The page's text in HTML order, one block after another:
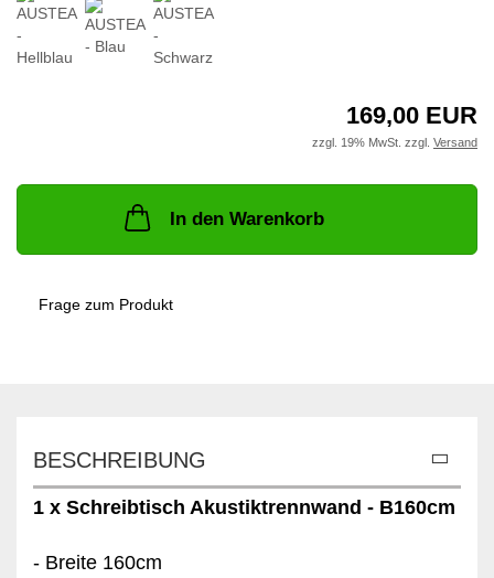
169,00 EUR
zzgl. 19% MwSt. zzgl. Versand
In den Warenkorb
Frage zum Produkt
BESCHREIBUNG
1 x Schreibtisch Akustiktrennwand - B160cm
- Breite 160cm